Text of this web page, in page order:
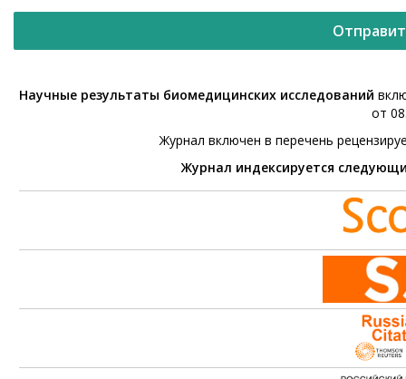
Научные результаты биомедицинских исследований
от
Журнал включен в перечень
Журнал индексируется